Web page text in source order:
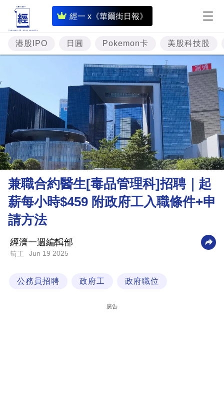
經一 x《華爾街日報》
即
時
財
經
題
投
資
樓
市
理
財
商
科
技
港股IPO 日圓 Pokemon卡 美股科技股
兼職合約醫生[毒品管理科]招聘｜起
薪每小時$459 附政府工入職條件+申
請方法
經濟一週編輯部
筍工 Jun 19 2025
公務員招聘 政府工 政府職位
廣告